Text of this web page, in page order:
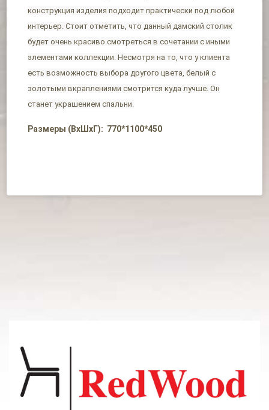
конструкция изделия подходит практически под любой
интерьер. Стоит отметить, что данный дамский столик
будет очень красиво смотреться в сочетании с иными
элементами коллекции. Несмотря на то, что у клиента
есть возможность выбора другого цвета, белый с
золотыми вкраплениями смотрится куда лучше. Он
станет украшением спальни.
Размеры (ВхШхГ): 770*1100*450